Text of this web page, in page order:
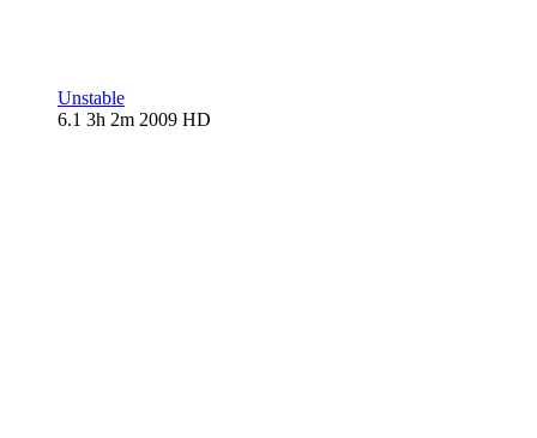
Unstable
6.1 3h 2m 2009 HD